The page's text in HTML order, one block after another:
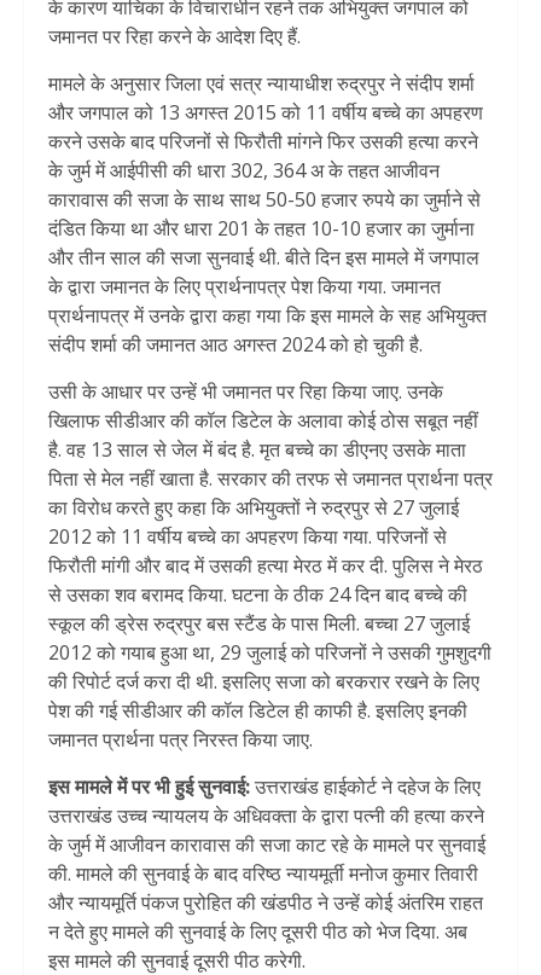
के कारण याचिका के विचाराधीन रहने तक अभियुक्त जगपाल को
जमानत पर रिहा करने के आदेश दिए हैं.
मामले के अनुसार जिला एवं सत्र न्यायाधीश रुद्रपुर ने संदीप शर्मा
और जगपाल को 13 अगस्त 2015 को 11 वर्षीय बच्चे का अपहरण
करने उसके बाद परिजनों से फिरौती मांगने फिर उसकी हत्या करने
के जुर्म में आईपीसी की धारा 302, 364 अ के तहत आजीवन
कारावास की सजा के साथ साथ 50-50 हजार रुपये का जुर्माने से
दंडित किया था और धारा 201 के तहत 10-10 हजार का जुर्माना
और तीन साल की सजा सुनवाई थी. बीते दिन इस मामले में जगपाल
के द्वारा जमानत के लिए प्रार्थनापत्र पेश किया गया. जमानत
प्रार्थनापत्र में उनके द्वारा कहा गया कि इस मामले के सह अभियुक्त
संदीप शर्मा की जमानत आठ अगस्त 2024 को हो चुकी है.
उसी के आधार पर उन्हें भी जमानत पर रिहा किया जाए. उनके
खिलाफ सीडीआर की कॉल डिटेल के अलावा कोई ठोस सबूत नहीं
है. वह 13 साल से जेल में बंद है. मृत बच्चे का डीएनए उसके माता
पिता से मेल नहीं खाता है. सरकार की तरफ से जमानत प्रार्थना पत्र
का विरोध करते हुए कहा कि अभियुक्तों ने रुद्रपुर से 27 जुलाई
2012 को 11 वर्षीय बच्चे का अपहरण किया गया. परिजनों से
फिरौती मांगी और बाद में उसकी हत्या मेरठ में कर दी. पुलिस ने मेरठ
से उसका शव बरामद किया. घटना के ठीक 24 दिन बाद बच्चे की
स्कूल की ड्रेस रुद्रपुर बस स्टैंड के पास मिली. बच्चा 27 जुलाई
2012 को गयाब हुआ था, 29 जुलाई को परिजनों ने उसकी गुमशुदगी
की रिपोर्ट दर्ज करा दी थी. इसलिए सजा को बरकरार रखने के लिए
पेश की गई सीडीआर की कॉल डिटेल ही काफी है. इसलिए इनकी
जमानत प्रार्थना पत्र निरस्त किया जाए.
इस मामले में पर भी हुई सुनवाई:उत्तराखंड हाईकोर्ट ने दहेज के लिए
उत्तराखंड उच्च न्यायलय के अधिवक्ता के द्वारा पत्नी की हत्या करने
के जुर्म में आजीवन कारावास की सजा काट रहे के मामले पर सुनवाई
की. मामले की सुनवाई के बाद वरिष्ठ न्यायमूर्ती मनोज कुमार तिवारी
और न्यायमूर्ति पंकज पुरोहित की खंडपीठ ने उन्हें कोई अंतरिम राहत
न देते हुए मामले की सुनवाई के लिए दूसरी पीठ को भेज दिया. अब
इस मामले की सुनवाई दूसरी पीठ करेगी.